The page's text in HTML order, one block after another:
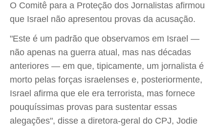
O Comitê para a Proteção dos Jornalistas afirmou
que Israel não apresentou provas da acusação.
"Este é um padrão que observamos em Israel —
não apenas na guerra atual, mas nas décadas
anteriores — em que, tipicamente, um jornalista é
morto pelas forças israelenses e, posteriormente,
Israel afirma que ele era terrorista, mas fornece
pouquíssimas provas para sustentar essas
alegações", disse a diretora-geral do CPJ, Jodie